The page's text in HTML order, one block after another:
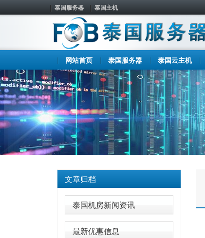
泰国服务器 泰国主机
网站首页 泰国服务器 泰国云主机
文章归档
泰国机房新闻资讯
最新优惠信息